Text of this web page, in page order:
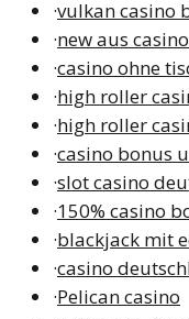
·vulkan casino
·new aus casino
·casino ohne
·high roller
·high roller
·casino bonus
·slot casino
·150% casino
·blackjack mit
·casino
·Pelican casino